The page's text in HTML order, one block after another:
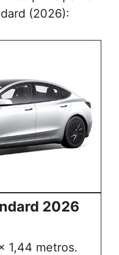
(2026):
2026
1,44 metros.